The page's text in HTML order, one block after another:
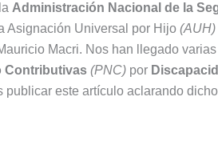
Administración Nacional de la
Asignación Universal por Hijo (AUH)
Macri. Nos han llegado
Contributivas (PNC) por
publicar este artículo aclarando